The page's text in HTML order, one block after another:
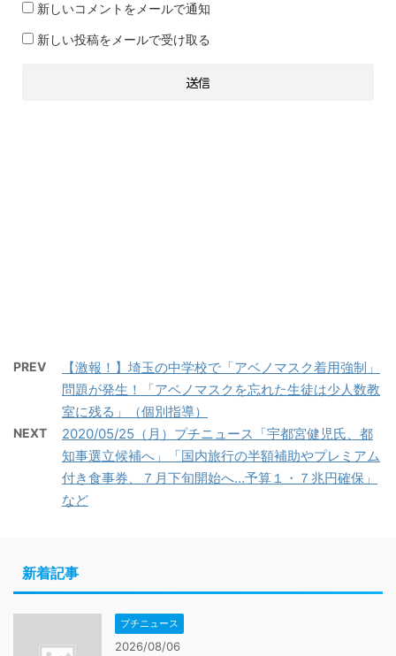
新しいコメントをメールで通知
新しい投稿をメールで受け取る
PREV
【激報！】埼玉の中学校で「アベノマスク着用強制」
問題が発生！「アベノマスクを忘れた生徒は少人数教
室に残る」（個別指導）
NEXT
2020/05/25（月）プチニュース「宇都宮健児氏、都
知事選立候補へ」「国内旅行の半額補助やプレミアム
付き食事券、７月下旬開始へ…予算１・７兆円確保」
など
新着記事
プチニュース
2026/08/06